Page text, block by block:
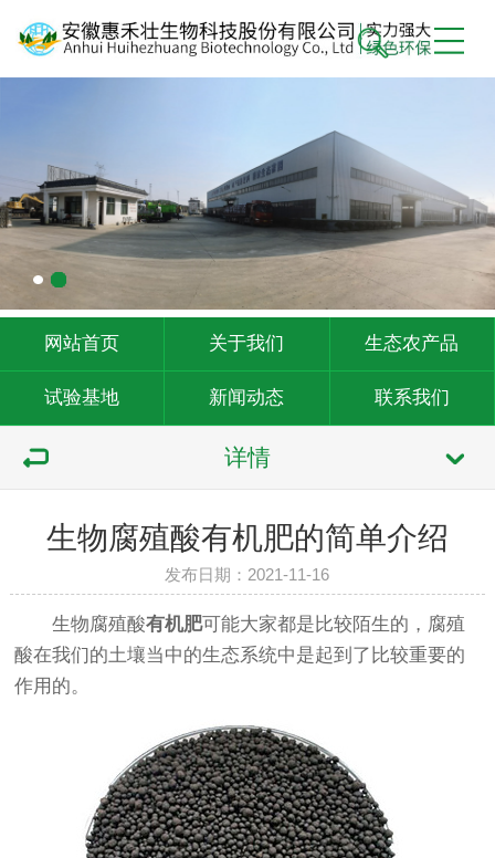
网站首页 关于我们 生态农产品
试验基地 新闻动态 联系我们
详情
生物腐殖酸有机肥的简单介绍
发布日期：2021-11-16
生物腐殖酸有机肥可能大家都是比较陌生的，腐殖
酸在我们的土壤当中的生态系统中是起到了比较重要的
作用的。